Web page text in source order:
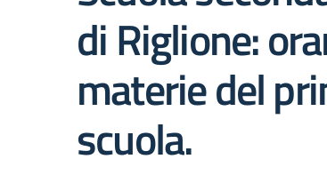
di Riglione:
materie del
scuola.